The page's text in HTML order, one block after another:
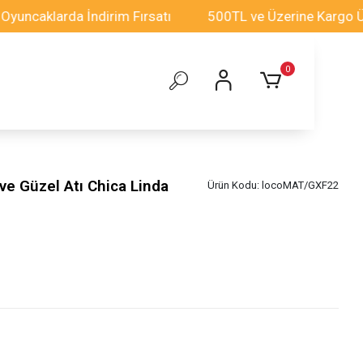
İndirim Fırsatı 500TL ve Üzerine Kargo
0
Güzel Atı Chica Linda Ürün Kodu: locoMAT/GXF22